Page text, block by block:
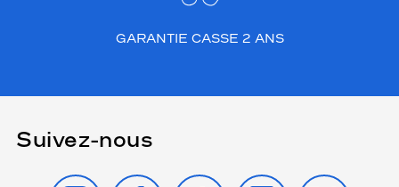
GARANTIE CASSE 2 ANS
Suivez-nous
INSTAGRAMFACEBOOK
TIKTOK YOUTUBE
X